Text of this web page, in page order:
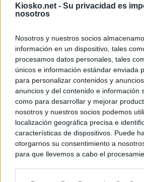
Kiosko.net - Su privacidad es
nosotros
Nosotros y nuestros socios
información en un dispositivo, tales
procesamos datos personales, tales
únicos e información estándar enviada
para personalizar contenidos y
anuncios y del contenido e información
como para desarrollar y mejorar
nosotros y nuestros socios podemos
localización geográfica precisa e
características de dispositivos. Puede
otorgarnos su consentimiento a
para que llevemos a cabo el